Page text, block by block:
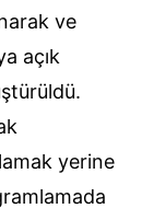
ve
açık
yerine